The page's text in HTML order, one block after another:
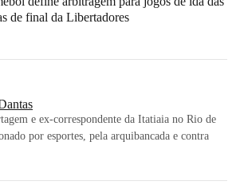
de final da Libertadores
e ex-correspondente da Itatiaia no Rio de
por esportes, pela arquibancada e contra